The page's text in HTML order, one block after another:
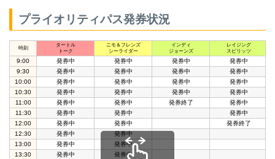
プライオリティパス発券状況
時刻
タートル
トーク
ニモ＆フレンズ
シーライダー
インディ
ジョーンズ
レイジング
スピリッツ
9:00 発券中 発券中 発券中
発券中
9:30
発券中 発券中 発券中
発券中
10:00
発券中 発券中 発券中
発券中
10:30
発券中 発券中 発券中
発券中
11:00
発券中 発券中 発券終了
発券中
11:30
発券中 発券中
発券中
12:00
発券中 発券中
発券終了
12:30
発券中
発券中
13:00
発券中
発券中
13:30
発券中
発券中